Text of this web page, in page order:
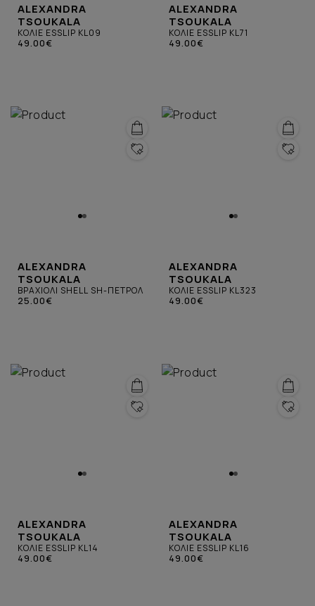
ALEXANDRA
TSOUKALA
ΚΟΛΙΕ ESSLIP KL09
49.00€
ALEXANDRA
TSOUKALA
ΚΟΛΙΕ ESSLIP KL71
49.00€
ALEXANDRA
TSOUKALA
ΒΡΑΧΙΟΛΙ SHELL SH-ΠΕΤΡΟΛ
25.00€
ALEXANDRA
TSOUKALA
ΚΟΛΙΕ ESSLIP KL323
49.00€
ALEXANDRA
TSOUKALA
ΚΟΛΙΕ ESSLIP KL14
49.00€
ALEXANDRA
TSOUKALA
ΚΟΛΙΕ ESSLIP KL16
49.00€